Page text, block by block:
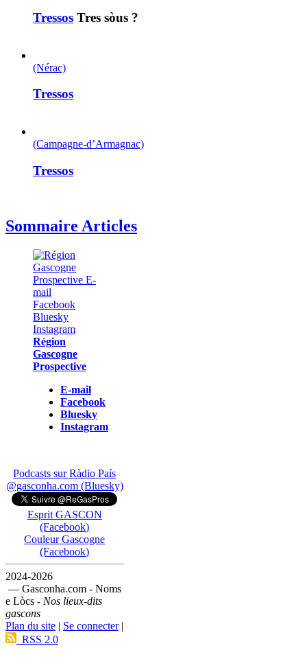
Tressos Tres sòus ?
(Nérac)
Tressos
(Campagne-d’Armagnac)
Tressos
Sommaire Articles
Région
Gascogne
Prospective
E-mail
Facebook
Bluesky
Instagram
Podcasts sur Ràdio País
@gasconha.com (Bluesky)
Esprit GASCON
(Facebook)
Couleur Gascogne
(Facebook)
2024-2026
— Gasconha.com - Noms
e Lòcs - Nos lieux-dits
gascons
Plan du site | Se connecter|
RSS 2.0